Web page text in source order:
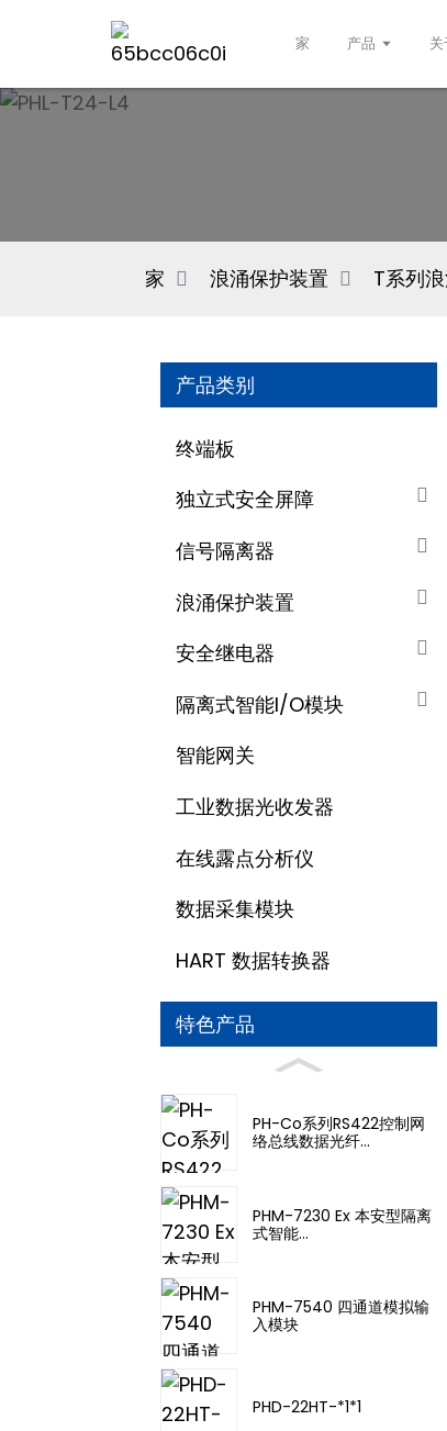
家 产品
家 浪涌保护装置 T系列
产品类别
终端板
独立式安全屏障
信号隔离器
浪涌保护装置
安全继电器
隔离式智能I/O模块
智能网关
工业数据光收发器
在线露点分析仪
数据采集​​模块
HART 数据转换器
特色产品
PH-Co系列RS422控制网
络总线数据光纤...
PHM-7230 Ex 本安型隔离
式智能...
PHM-7540 四通道模拟输
入模块
PHD-22HT-*1*1